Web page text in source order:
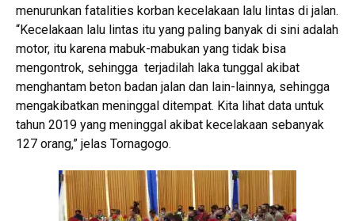
menurunkan fatalities korban kecelakaan lalu lintas di jalan.
“Kecelakaan lalu lintas itu yang paling banyak di sini adalah
motor, itu karena mabuk-mabukan yang tidak bisa
mengontrok, sehingga terjadilah laka tunggal akibat
menghantam beton badan jalan dan lain-lainnya, sehingga
mengakibatkan meninggal ditempat. Kita lihat data untuk
tahun 2019 yang meninggal akibat kecelakaan sebanyak
127 orang,” jelas Tornagogo.